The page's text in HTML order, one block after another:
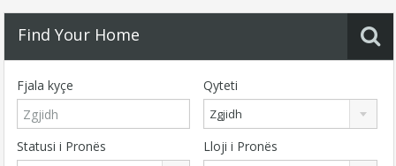
Find Your Home
Fjala kyçe Qyteti
Zgjidh
Statusi i Pronës Lloji i Pronës